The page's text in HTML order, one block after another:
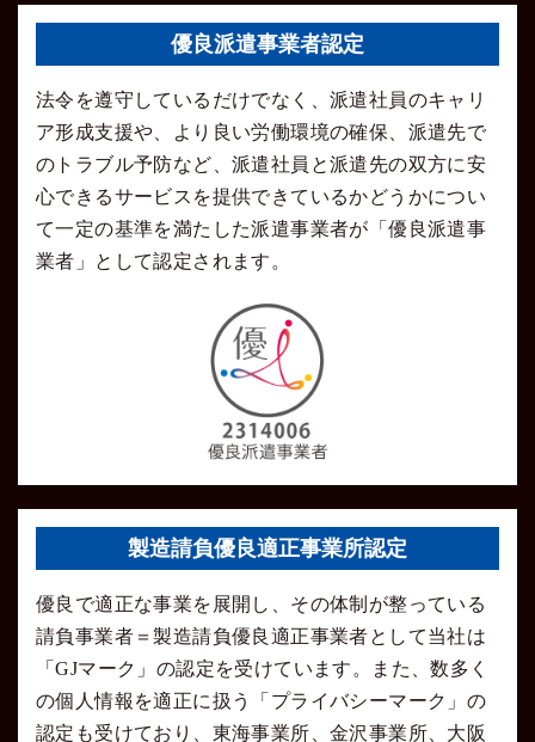
優良派遣事業者認定
法令を遵守しているだけでなく、派遣社員のキャリ
ア形成支援や、より良い労働環境の確保、派遣先で
のトラブル予防など、派遣社員と派遣先の双方に安
心できるサービスを提供できているかどうかについ
て一定の基準を満たした派遣事業者が「優良派遣事
業者」として認定されます。
製造請負優良適正事業所認定
優良で適正な事業を展開し、その体制が整っている
請負事業者＝製造請負優良適正事業者として当社は
「GJマーク」の認定を受けています。また、数多く
の個人情報を適正に扱う「プライバシーマーク」の
認定も受けており、東海事業所、金沢事業所、大阪